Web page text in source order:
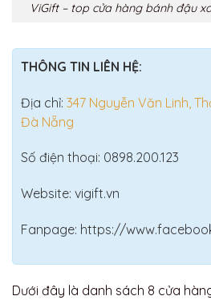
ViGift – top cửa hàng bánh đậu
THÔNG TIN LIÊN HỆ:
Địa chỉ: 347 Nguyễn Văn Linh,
Đà Nẵng
Số điện thoại: 0898.200.123
Website: vigift.vn
Fanpage: https://
Dưới đây là danh sách 8 cửa